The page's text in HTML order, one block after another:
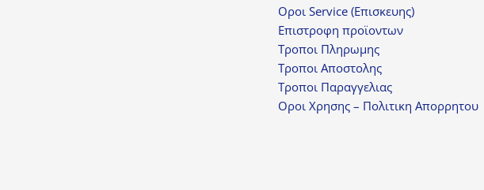
Οροι Service (Επισκευης)
Επιστροφη προϊοντων
Τροποι Πληρωμης
Τροποι Αποστολης
Τροποι Παραγγελιας
Οροι Χρησης – Πολιτικη Απορρητου